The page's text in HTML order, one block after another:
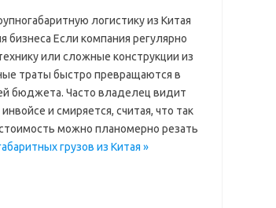
логистику из Китая
Если компания регулярно
или сложные конструкции из
траты быстро превращаются в
бюджета. Часто владелец видит
и смиряется, считая, что так
можно планомерно резать
грузов из Китая »